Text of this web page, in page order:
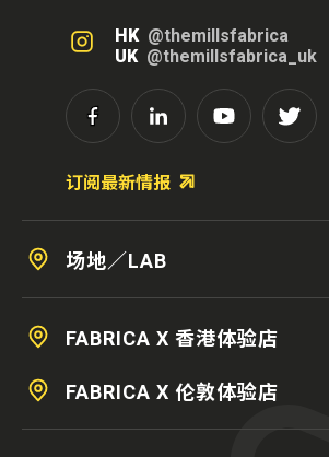
HK @themillsfabrica
UK @themillsfabrica_uk
订阅最新情报
场地／LAB
FABRICA X 香港体验店
FABRICA X 伦敦体验店